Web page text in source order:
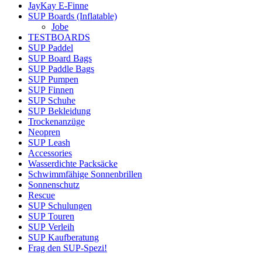
JayKay E-Finne
SUP Boards (Inflatable)
Jobe
TESTBOARDS
SUP Paddel
SUP Board Bags
SUP Paddle Bags
SUP Pumpen
SUP Finnen
SUP Schuhe
SUP Bekleidung
Trockenanzüge
Neopren
SUP Leash
Accessories
Wasserdichte Packsäcke
Schwimmfähige Sonnenbrillen
Sonnenschutz
Rescue
SUP Schulungen
SUP Touren
SUP Verleih
SUP Kaufberatung
Frag den SUP-Spezi!